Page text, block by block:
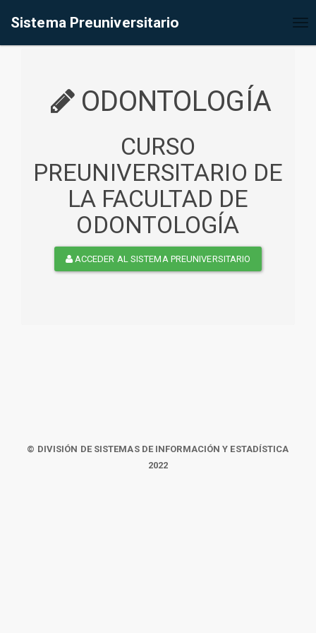
Sistema Preuniversitario
ODONTOLOGÍA
CURSO
PREUNIVERSITARIO DE
LA FACULTAD DE
ODONTOLOGÍA
ACCEDER AL SISTEMA PREUNIVERSITARIO
© DIVISIÓN DE SISTEMAS DE INFORMACIÓN Y ESTADÍSTICA
2022